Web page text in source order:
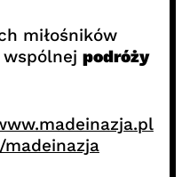
miłośników
podróży